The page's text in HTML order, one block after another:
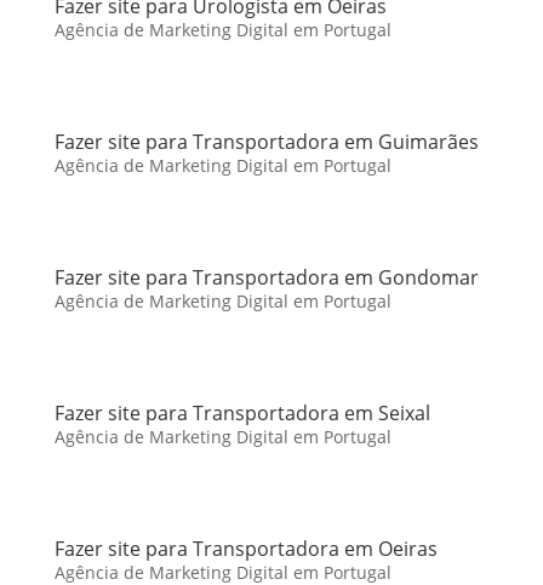
Fazer site para Urologista em Oeiras
Agência de Marketing Digital em Portugal
Fazer site para Transportadora em Guimarães
Agência de Marketing Digital em Portugal
Fazer site para Transportadora em Gondomar
Agência de Marketing Digital em Portugal
Fazer site para Transportadora em Seixal
Agência de Marketing Digital em Portugal
Fazer site para Transportadora em Oeiras
Agência de Marketing Digital em Portugal